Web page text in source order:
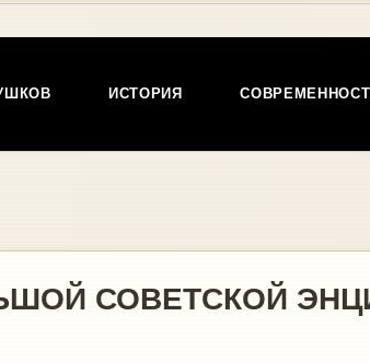
ИСТОРИЯ
СОВЕТСКОЙ